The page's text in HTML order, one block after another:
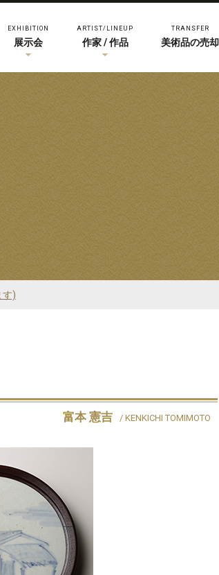
EXHIBITION
展示会
ARTIST/LINEUP
作家 / 作品
TRANSFER
美術品の売却
す)
富本 憲吉 / KENKICHI TOMIMOTO